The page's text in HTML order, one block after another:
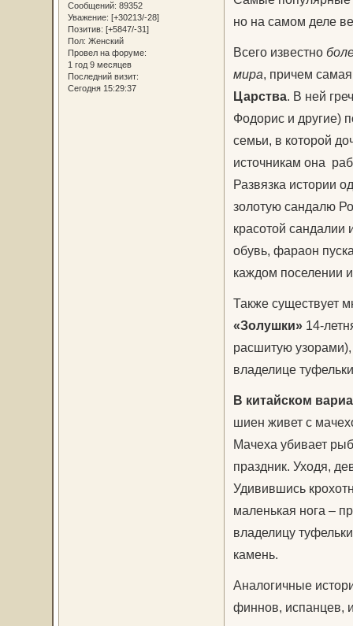
Сообщений: 89352
Уважение: [+30213/-28]
Позитив: [+5847/-31]
Пол: Женский
Провел на форуме:
1 год 9 месяцев
Последний визит:
Сегодня 15:29:37
но на самом деле
Всего известно
мира, причем
Царства. В ней
Фодорис и другие)
семьи, в которой
источникам она
Развязка истории
золотую сандалю
красотой сандалии
обувь, фараон
каждом поселении
Также существует
«Золушки»14-
расшитую
владелице
В китайском
шиен живет с
Мачеха убивает
праздник. Уходя,
Удивившись
маленькая нога –
владелицу
камень.
Аналогичные
финнов, испанцев,